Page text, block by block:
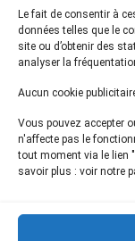
Le fait de consentir à
données telles que le
site ou d’obtenir des
analyser la
Aucun cookie
Vous pouvez accepter
n'affecte pas le
tout moment via le lien
savoir plus : voir notre